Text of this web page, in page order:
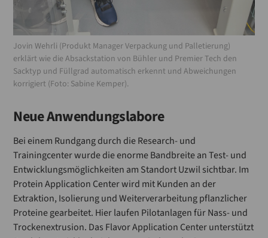
Jovin Wehrli (Produkt Manager Verpackung und Palletierung)
erklärt wie die Absackstation von Bühler und Premier Tech den
Sacktyp und Füllgrad automatisch erkennt und Abweichungen
korrigiert (Foto: Sabine Kemper).
Neue Anwendungslabore
Bei einem Rundgang durch die Research- und
Trainingcenter wurde die enorme Bandbreite an Test- und
Entwicklungsmöglichkeiten am Standort Uzwil sichtbar. Im
Protein Application Center wird mit Kunden an der
Extraktion, Isolierung und Weiterverarbeitung pflanzlicher
Proteine gearbeitet. Hier laufen Pilotanlagen für Nass- und
Trockenextrusion. Das Flavor Application Center unterstützt